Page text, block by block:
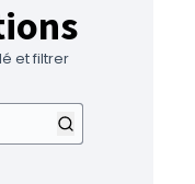
et filtrer